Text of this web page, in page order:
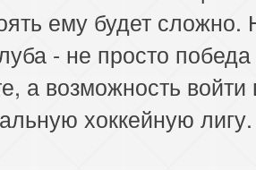
ему будет сложно.
- не просто
а возможность войти
хоккейную лигу.